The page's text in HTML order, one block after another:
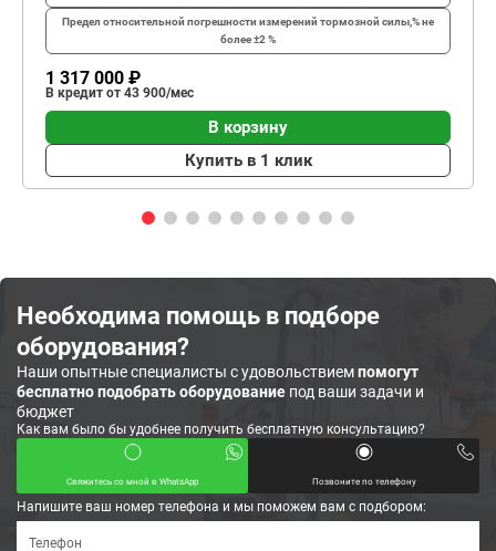
Предел относительной погрешности измерений тормозной силы,%не
более ±2 %
1 317 000 ₽
В кредит от 43 900/мес
В корзину
Купить в 1 клик
Необходима помощь в подборе
оборудования?
Наши опытные специалисты с удовольствиемпомогут
бесплатно подобрать оборудование под ваши задачи и
бюджет
Как вам было бы удобнее получить бесплатную консультацию?
Свяжитесь со мной в WhatsApp Позвоните по телефону
Напишите ваш номер телефона и мы поможем вам с подбором: